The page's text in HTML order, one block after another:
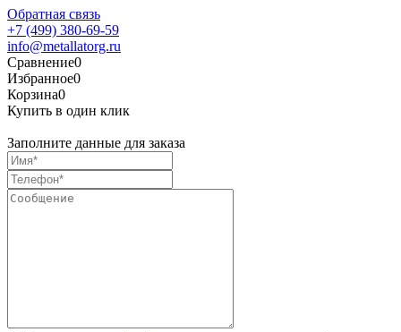
Обратная связь
+7 (499) 380-69-59
info@metallatorg.ru
Сравнение0
Избранное0
Корзина0
Купить в один клик
Заполните данные для заказа